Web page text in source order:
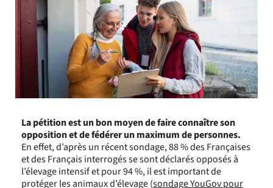
La pétition est un bon moyen de faire connaître son
opposition et de fédérer un maximum de personnes.
En effet, d’après un récent sondage, 88 % des Françaises
et des Français interrogés se sont déclarés opposés à
l’élevage intensifet pour 94 %, il est important de
protéger les animaux d’élevage (sondage YouGov pour